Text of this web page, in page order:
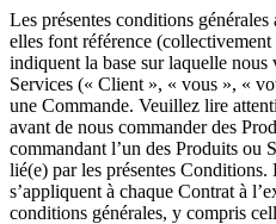
Les présentes conditions
elles font référence
indiquent la base sur laquelle
Services (« Client », « vous », «
une Commande. Veuillez lire
avant de nous commander des
commandant l’un des Produits ou
lié(e) par les présentes Conditions.
s’appliquent à chaque Contrat à
conditions générales, y compris